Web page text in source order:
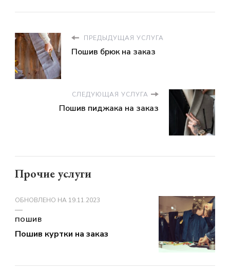
ПРЕДЫДУЩАЯ УСЛУГА
Пошив брюк на заказ
СЛЕДУЮЩАЯ УСЛУГА
Пошив пиджака на заказ
Прочие услуги
ОБНОВЛЕНО НА 19.11.2023
ПОШИВ
Пошив куртки на заказ